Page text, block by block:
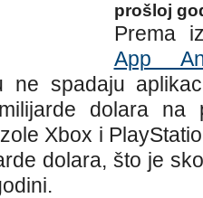
prošloj
Prema
App
ne spadaju
dolara na
Xbox i
dolara, što je